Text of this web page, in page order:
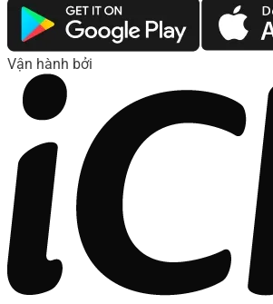
Vận hành bởi